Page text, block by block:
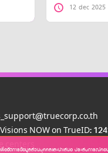
12 dec 2025
NOW on TrueID:
centers
อจัดการข้อมูลส่วนบุคคลและนำเสนอ ประสบการณ์คอ